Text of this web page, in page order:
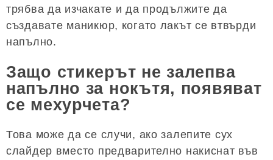
трябва да изчакате и да продължите да
създавате маникюр, когато лакът се втвърди
напълно.
Защо стикерът не залепва
напълно за нокътя, появяват
се мехурчета?
Това може да се случи, ако залепите сух
слайдер вместо предварително накиснат във